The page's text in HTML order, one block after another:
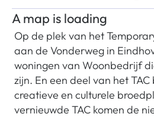
A map is loading
Op de plek van het
aan de Vonderweg in
woningen van Woonbedrijf
zijn. En een deel van het
creatieve en culturele
vernieuwde TAC komen de